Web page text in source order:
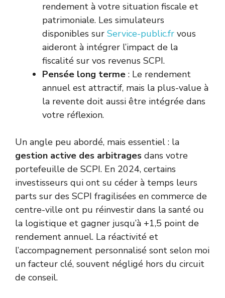
rendement à votre situation fiscale et
patrimoniale. Les simulateurs
disponibles sur Service-public.fr vous
aideront à intégrer l’impact de la
fiscalité sur vos revenus SCPI.
Pensée long terme : Le rendement
annuel est attractif, mais la plus-value à
la revente doit aussi être intégrée dans
votre réflexion.
Un angle peu abordé, mais essentiel : la
gestion active des arbitrages dans votre
portefeuille de SCPI. En 2024, certains
investisseurs qui ont su céder à temps leurs
parts sur des SCPI fragilisées en commerce de
centre-ville ont pu réinvestir dans la santé ou
la logistique et gagner jusqu’à +1,5 point de
rendement annuel. La réactivité et
l’accompagnement personnalisé sont selon moi
un facteur clé, souvent négligé hors du circuit
de conseil.